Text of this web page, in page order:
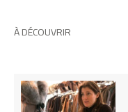
À DÉCOUVRIR